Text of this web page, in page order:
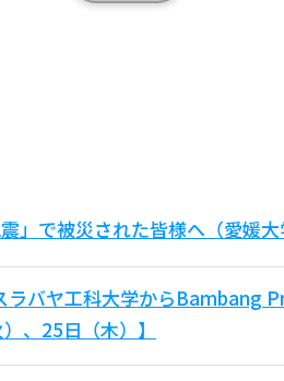
」で被災された皆様へ（愛媛大
ラバヤ工科大学からBambang
、25日（木）】